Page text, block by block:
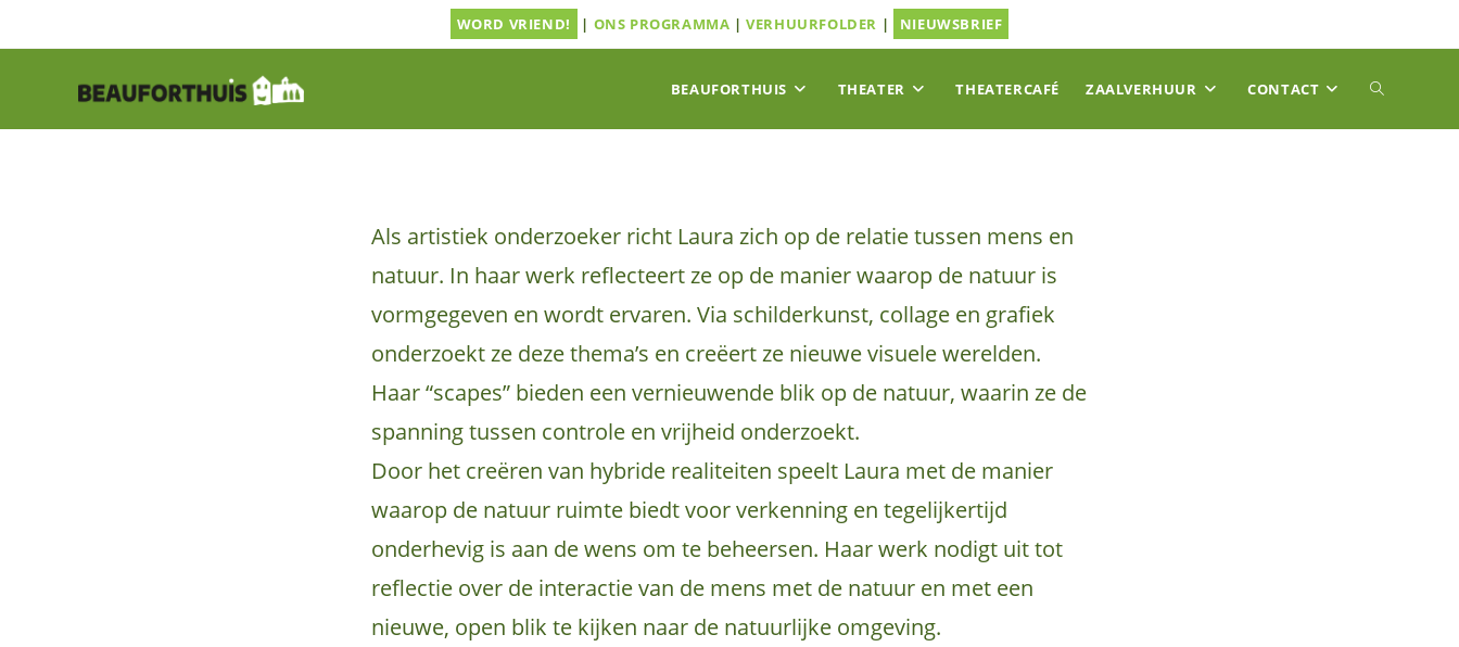
WORD VRIEND! | ONS PROGRAMMA |VERHUURFOLDER | NIEUWSBRIEF
BEAUFORTHUIS THEATER THEATERCAFÉ ZAALVERHUUR CONTACT TOGGLE
Als artistiek onderzoeker richt Laura zich op de relatie tussen mens en
natuur. In haar werk reflecteert ze op de manier waarop de natuur is
vormgegeven en wordt ervaren. Via schilderkunst, collage en grafiek
onderzoekt ze deze thema’s en creëert ze nieuwe visuele werelden.
Haar “scapes” bieden een vernieuwende blik op de natuur, waarin ze de
spanning tussen controle en vrijheid onderzoekt.
Door het creëren van hybride realiteiten speelt Laura met de manier
waarop de natuur ruimte biedt voor verkenning en tegelijkertijd
onderhevig is aan de wens om te beheersen. Haar werk nodigt uit tot
reflectie over de interactie van de mens met de natuur en met een
nieuwe, open blik te kijken naar de natuurlijke omgeving.